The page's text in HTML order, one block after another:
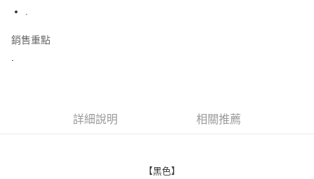
街口支付
悠遊付
AFTEE先享後付
銷售重點
詳細說明 相關推薦
【黑色】